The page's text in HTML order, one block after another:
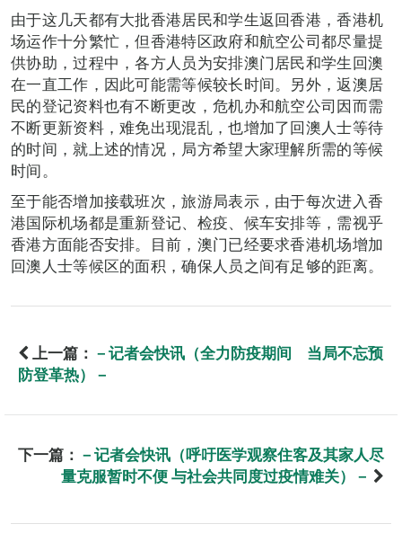
由于这几天都有大批香港居民和学生返回香港，香港机
场运作十分繁忙，但香港特区政府和航空公司都尽量提
供协助，过程中，各方人员为安排澳门居民和学生回澳
在一直工作，因此可能需等候较长时间。另外，返澳居
民的登记资料也有不断更改，危机办和航空公司因而需
不断更新资料，难免出现混乱，也增加了回澳人士等待
的时间，就上述的情况，局方希望大家理解所需的等候
时间。
至于能否增加接载班次，旅游局表示，由于每次进入香
港国际机场都是重新登记、检疫、候车安排等，需视乎
香港方面能否安排。目前，澳门已经要求香港机场增加
回澳人士等候区的面积，确保人员之间有足够的距离。
上一篇： －记者会快讯（全力防疫期间 当局不忘预
防登革热）－
下一篇： －记者会快讯（呼吁医学观察住客及其家人尽
量克服暂时不便 与社会共同度过疫情难关）－